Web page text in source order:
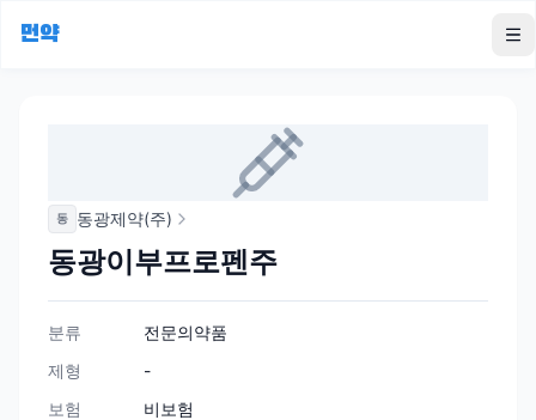
먼약
동 동광제약(주)
동광이부프로펜주
분류
전문의약품
제형
-
보험
비보험